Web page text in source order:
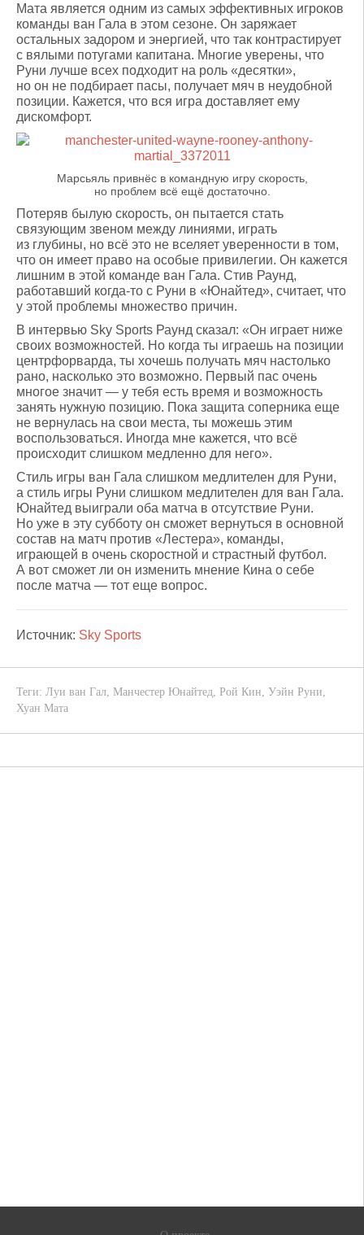
Мата является одним из самых эффективных игроков
команды ван Гала в этом сезоне. Он заряжает
остальных задором и энергией, что так контрастирует
с вялыми потугами капитана. Многие уверены, что
Руни лучше всех подходит на роль «десятки»,
но он не подбирает пасы, получает мяч в неудобной
позиции. Кажется, что вся игра доставляет ему
дискомфорт.
Марсьяль привнёс в командную игру скорость,
но проблем всё ещё достаточно.
Потеряв былую скорость, он пытается стать
связующим звеном между линиями, играть
из глубины, но всё это не вселяет уверенности в том,
что он имеет право на особые привилегии. Он кажется
лишним в этой команде ван Гала. Стив Раунд,
работавший когда-то с Руни в «Юнайтед», считает, что
у этой проблемы множество причин.
В интервью Sky Sports Раунд сказал: «Он играет ниже
своих возможностей. Но когда ты играешь на позиции
центрфорварда, ты хочешь получать мяч настолько
рано, насколько это возможно. Первый пас очень
многое значит — у тебя есть время и возможность
занять нужную позицию. Пока защита соперника еще
не вернулась на свои места, ты можешь этим
воспользоваться. Иногда мне кажется, что всё
происходит слишком медленно для него».
Стиль игры ван Гала слишком медлителен для Руни,
а стиль игры Руни слишком медлителен для ван Гала.
Юнайтед выиграли оба матча в отсутствие Руни.
Но уже в эту субботу он сможет вернуться в основной
состав на матч против «Лестера», команды,
играющей в очень скоростной и страстный футбол.
А вот сможет ли он изменить мнение Кина о себе
после матча — тот еще вопрос.
Источник: Sky Sports
Теги: Луи ван Гал Манчестер Юнайтед Рой Кин Уэйн Руни
Хуан Мата